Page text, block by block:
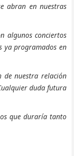
abran en nuestras
algunos conciertos
ya programados en
de nuestra relación
duda futura
que duraría tanto